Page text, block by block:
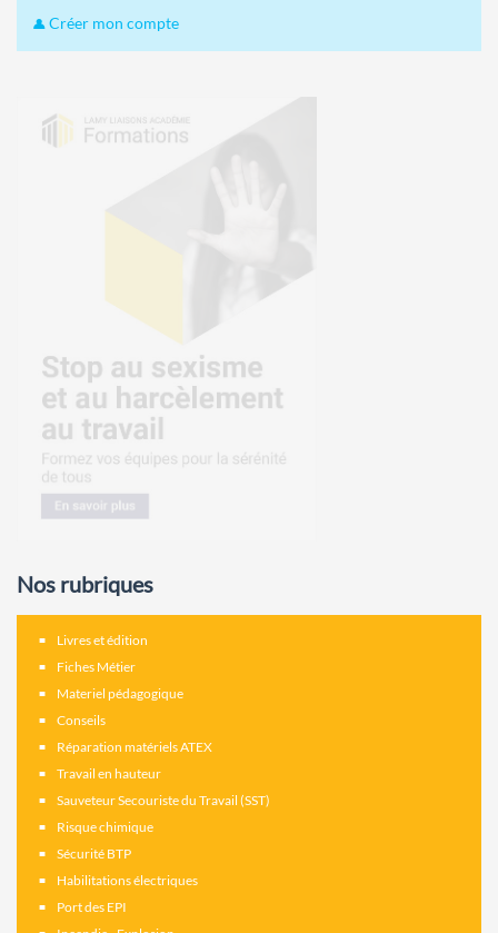
Créer mon compte
Nos rubriques
Livres et édition
Fiches Métier
Materiel pédagogique
Conseils
Réparation matériels ATEX
Travail en hauteur
Sauveteur Secouriste du Travail (SST)
Risque chimique
Sécurité BTP
Habilitations électriques
Port des EPI